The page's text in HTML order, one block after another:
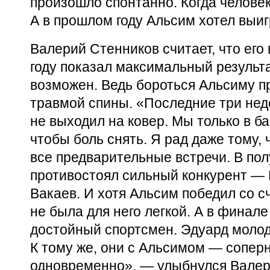
А в прошлом году Альсим хотел
Валерий Стенников считает, что
году показал максимальный
возможен. Ведь бороться Альсиму
травмой спины. «Последние три
не выходил на ковер. Мы только в
чтобы боль снять. Я рад даже тому,
все предварительные встречи. В
противостоял сильный конкурент —
Вакаев. И хотя Альсим победил со
не была для него легкой. А в
достойный спортсмен. Эдуард
К тому же, они с Альсимом —
одновременно», — улыбнулся